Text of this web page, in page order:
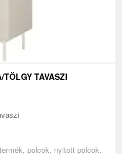
TAVASZI
polcok, nyitott polcok,